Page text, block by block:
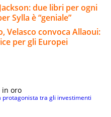
due libri per ogni
Sylla è “geniale”
Velasco convoca Allaoui:
per gli Europei
in oro
protagonista tra gli investimenti